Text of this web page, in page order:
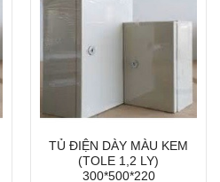
TỦ ĐIỆN DÀY MÀU KEM
(TOLE 1,2 LY)
300*500*220